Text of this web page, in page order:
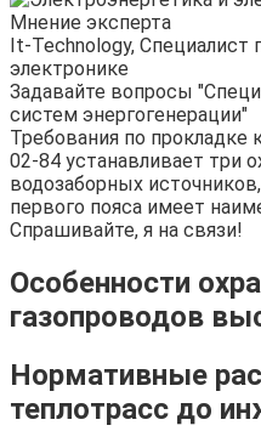
Мнение эксперта
It-Technology, Cпециалист
электронике
Задавайте вопросы
систем энергогенерации"
Требования по прокладке
02-84 устанавливает три
водозаборных
первого пояса имеет
Спрашивайте, я на связи!
Особенности
газопроводов
Нормативные
теплотрасс до